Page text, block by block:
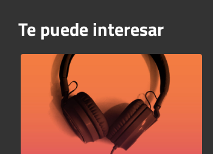
Te puede interesar